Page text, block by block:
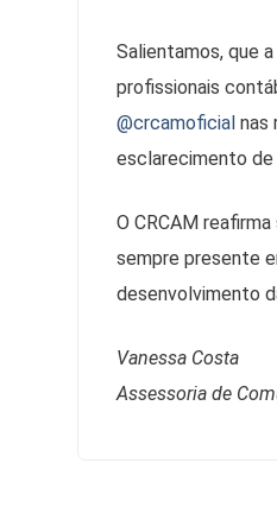
Salientamos, que
profissionais
@crcamoficial nas
esclarecimento de
O CRCAM
sempre presente
desenvolvimento
Vanessa Costa
Assessoria de